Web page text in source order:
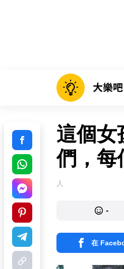
這個女
們，每
人
-
在